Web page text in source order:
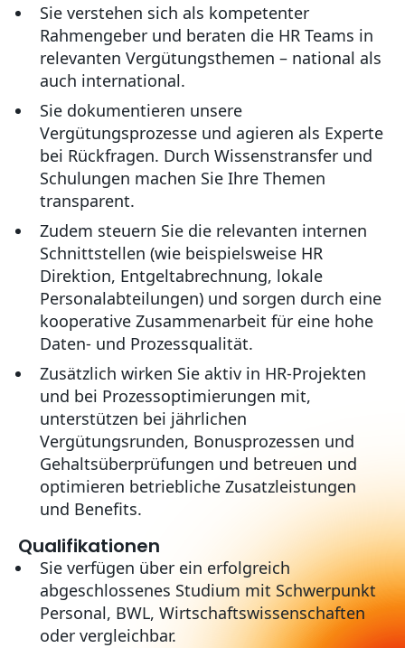
Sie verstehen sich als kompetenter
Rahmengeber und beraten die HR Teams in
relevanten Vergütungsthemen – national als
auch international.
Sie dokumentieren unsere
Vergütungsprozesse und agieren als Experte
bei Rückfragen. Durch Wissenstransfer und
Schulungen machen Sie Ihre Themen
transparent.
Zudem steuern Sie die relevanten internen
Schnittstellen (wie beispielsweise HR
Direktion, Entgeltabrechnung, lokale
Personalabteilungen) und sorgen durch eine
kooperative Zusammenarbeit für eine hohe
Daten- und Prozessqualität.
Zusätzlich wirken Sie aktiv in HR-Projekten
und bei Prozessoptimierungen mit,
unterstützen bei jährlichen
Vergütungsrunden, Bonusprozessen und
Gehaltsüberprüfungen und betreuen und
optimieren betriebliche Zusatzleistungen
und Benefits.
Qualifikationen
Sie verfügen über ein erfolgreich
abgeschlossenes Studium mit Schwerpunkt
Personal, BWL, Wirtschaftswissenschaften
oder vergleichbar.